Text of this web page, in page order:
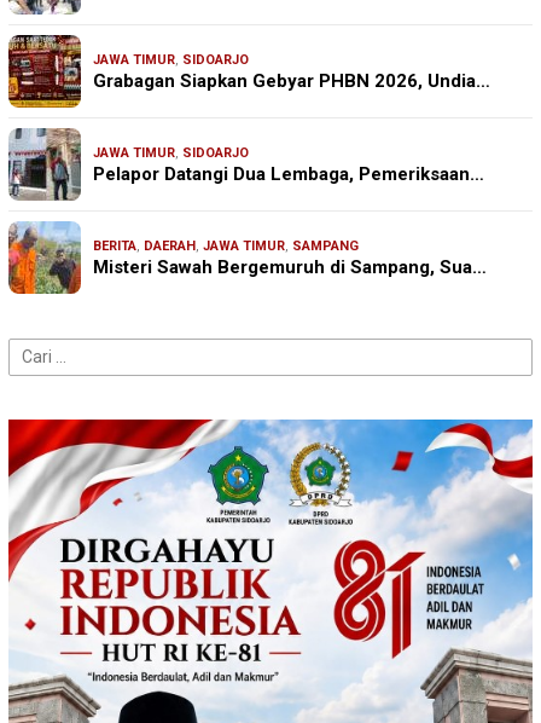
JAWA TIMUR, SIDOARJO
Grabagan Siapkan Gebyar PHBN 2026, Undia…
JAWA TIMUR, SIDOARJO
Pelapor Datangi Dua Lembaga, Pemeriksaan…
BERITA, DAERAH, JAWA TIMUR, SAMPANG
Misteri Sawah Bergemuruh di Sampang, Sua…
Cari
untuk: